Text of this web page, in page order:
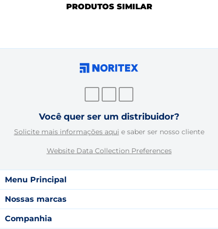
PRODUTOS SIMILAR
Você quer ser um distribuidor?
Solicite mais informações aqui e saber ser nosso cliente
Website Data Collection Preferences
Menu Principal
Nossas marcas
Companhia